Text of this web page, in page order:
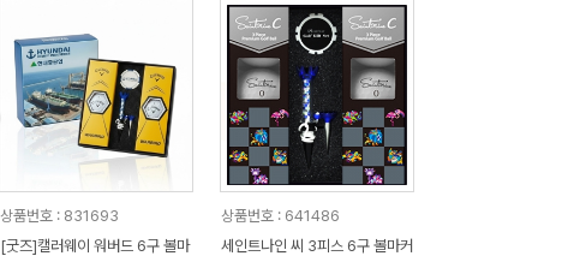
상품번호 : 831693
[굿즈]캘러웨이 워버드 6구 볼마
상품번호 : 641486
세인트나인 씨 3피스 6구 볼마커